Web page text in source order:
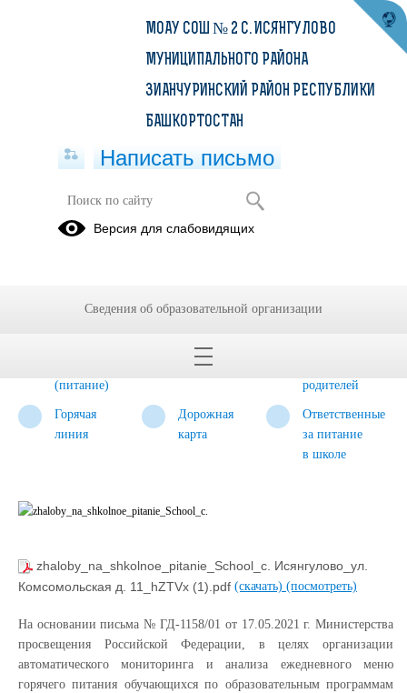
Питание
блюд
(питание)
Поставщики
родителей
Горячая
линия
Дорожная
карта
Ответственные
за питание
в школе
zhaloby_na_shkolnoe_pitanie_School_с. Исянгулово_ул.
Комсомольская д. 11_hZTVx (1).pdf (скачать) (посмотреть)
На основании письма № ГД-1158/01 от 17.05.2021 г. Министерства
просвещения Российской Федерации, в целях организации
автоматического мониторинга и анализа ежедневного меню
горячего питания обучающихся по образовательным программам
МОАУ СОШ № 2 С. ИСЯНГУЛОВО
МУНИЦИПАЛЬНОГО РАЙОНА
ЗИАНЧУРИНСКИЙ РАЙОН РЕСПУБЛИКИ
БАШКОРТОСТАН
Написать письмо
Версия для слабовидящих
Сведения об образовательной организации